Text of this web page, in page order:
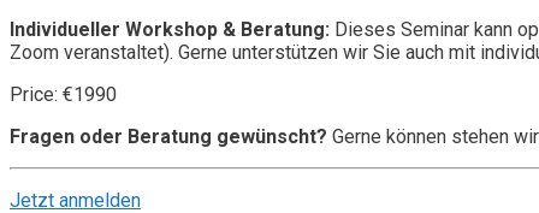
Individueller Workshop & Beratung: Dieses Seminar kann
Zoom veranstaltet). Gerne unterstützen wir Sie auch mit
Price: €1990
Fragen oder Beratung gewünscht? Gerne können stehen
Jetzt anmelden